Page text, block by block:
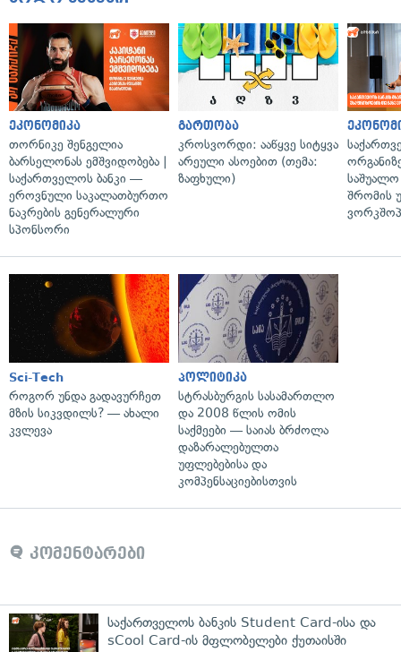
ეკონომიკა
თორნიკე შენგელია
ბარსელონას ემშვიდობება |
საქართველოს ბანკი —
ეროვნული საკალათბურთო
ნაკრების გენერალური
სპონსორი
გართობა
კროსვორდი: ააწყვე სიტყვა
არეული ასოებით (თემა:
ზაფხული)
საშუალო
შრომის
Sci-Tech
როგორ უნდა გადავურჩეთ
მზის სიკვდილს? — ახალი
კვლევა
პოლიტიკა
სტრასბურგის სასამართლო
და 2008 წლის ომის
საქმეები — საიას ბრძოლა
დაზარალებულთა
უფლებებისა და
კომპენსაციებისთვის
კომენტარები
საქართველოს ბანკის Student Card-ისა და
sCool Card-ის მფლობელები ქუთაისში